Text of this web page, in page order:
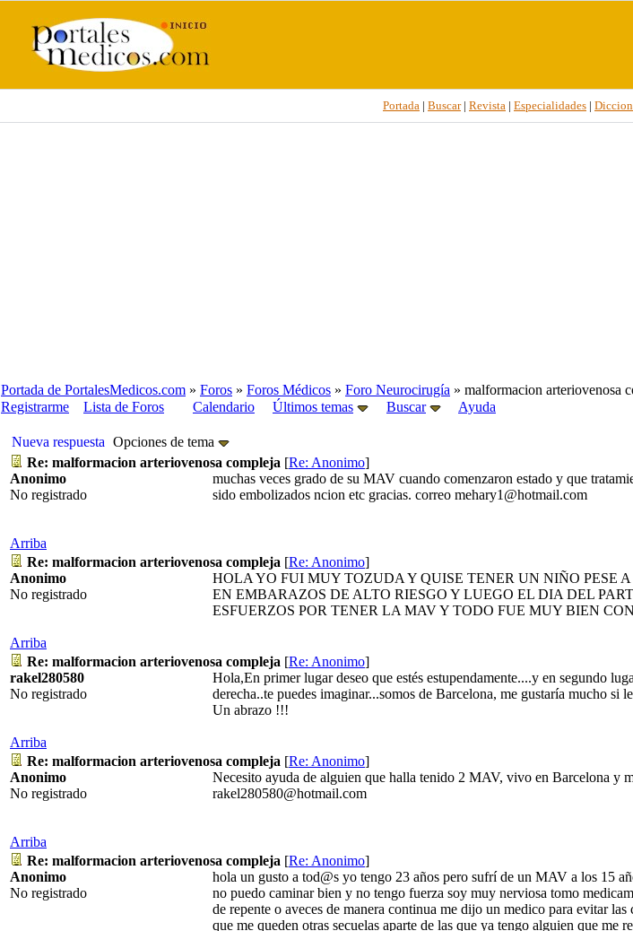
Portada | Buscar| Revista | Especialidades |
Portada de PortalesMedicos.com » Foros » Foros Médicos » Foro Neurocirugía » malformacion arteriovenosa
Registrarme
Lista de Foros Calendario Últimos temas Buscar
Ayuda
Nueva respuesta Opciones de tema
Re: malformacion arteriovenosa compleja [Re: Anonimo]
Anonimo
No registrado
muchas veces grado de su MAV cuando comenzaron estado y que
sido embolizados ncion etc gracias. correo mehary1@hotmail.com
Arriba
Re: malformacion arteriovenosa compleja [Re: Anonimo]
Anonimo
No registrado
HOLA YO FUI MUY TOZUDA Y QUISE TENER UN NIÑO PESE
EN EMBARAZOS DE ALTO RIESGO Y LUEGO EL DIA DEL
ESFUERZOS POR TENER LA MAV Y TODO FUE MUY BIEN
Arriba
Re: malformacion arteriovenosa compleja [Re: Anonimo]
rakel280580
No registrado
Hola,En primer lugar deseo que estés estupendamente....y en segundo
derecha..te puedes imaginar...somos de Barcelona, me gustaría mucho
Un abrazo !!!
Arriba
Re: malformacion arteriovenosa compleja [Re: Anonimo]
Anonimo
No registrado
Necesito ayuda de alguien que halla tenido 2 MAV, vivo en Barcelona y
rakel280580@hotmail.com
Arriba
Re: malformacion arteriovenosa compleja [Re: Anonimo]
Anonimo
No registrado
hola un gusto a tod@s yo tengo 23 años pero sufrí de un MAV a los 15
no puedo caminar bien y no tengo fuerza soy muy nerviosa tomo
de repente o aveces de manera continua me dijo un medico para evitar
que me queden otras secuelas aparte de las que ya tengo alguien que me